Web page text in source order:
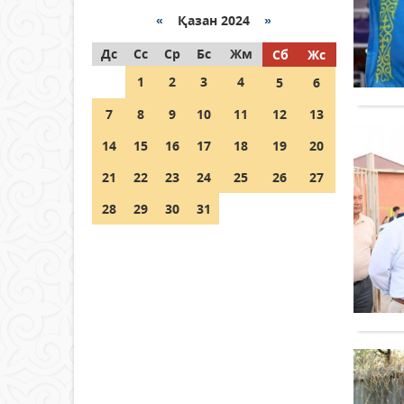
граждане Казахстана,
находящиеся за рубежом?
05 тамыз 2026 ж.
Шетелде жүрген Қазақстан
азаматтары қалай дауыс
бере алады?
153
« Қазан 2024 »
Дс
Сс Ср Бс Жм Сб
Жс
1
2 3 4 5
6
7
8 9 10 11 12
13
14
15 16 17 18 19
20
21
22 23 24 25 26
27
28
29 30 31